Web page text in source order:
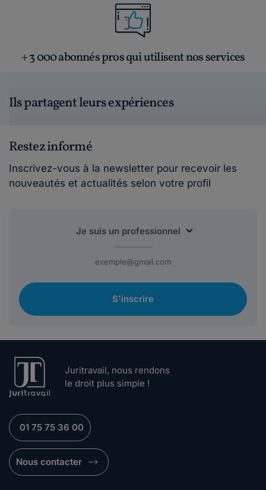
+ 3 000 abonnés pros qui utilisent nos services
Ils partagent leurs expériences
Restez informé
Inscrivez-vous à la newsletter pour recevoir les
nouveautés et actualités selon votre profil
S'inscrire
Juritravail, nous rendons
le droit plus simple !
01 75 75 36 00
Nous contacter